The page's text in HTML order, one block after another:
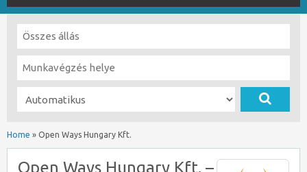
Home » Open Ways Hungary Kft.
Open Ways Hungary Kft. –